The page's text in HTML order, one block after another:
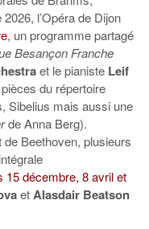
l’Opéra de Dijon
, un programme partagé
Besançon Franche
et le pianiste Leif
du répertoire
, Sibelius mais aussi une
de Anna Berg).
de Beethoven, plusieurs
15 décembre, 8 avril et
etAlasdair Beatson